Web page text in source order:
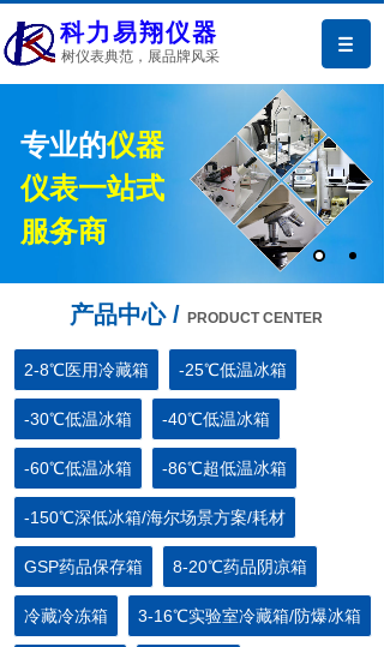
科力易翔仪器
树仪表典范，展品牌风采
专业的仪器
仪表一站式
服务商
产品中心 / PRODUCT CENTER
2-8℃医用冷藏箱 -25℃低温冰箱
-30℃低温冰箱 -40℃低温冰箱
-60℃低温冰箱 -86℃超低温冰箱
-150℃深低冰箱/海尔场景方案/耗材
GSP药品保存箱 8-20℃药品阴凉箱
冷藏冷冻箱 3-16℃实验室冷藏箱/防爆冰箱